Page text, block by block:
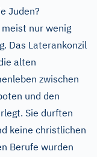
Juden?
nur wenig
Das Laterankonzil
alten
zwischen
und den
Sie durften
keine christlichen
Berufe wurden